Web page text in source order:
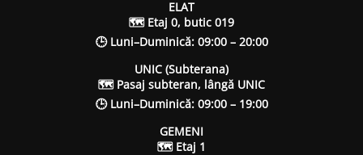
ELAT
🗺 Etaj 0, butic 019
🕒 Luni–Duminică: 09:00 – 20:00
UNIC (Subterana)
🗺 Pasaj subteran, lângă UNIC
🕒 Luni–Duminică: 09:00 – 19:00
GEMENI
🗺 Etaj 1